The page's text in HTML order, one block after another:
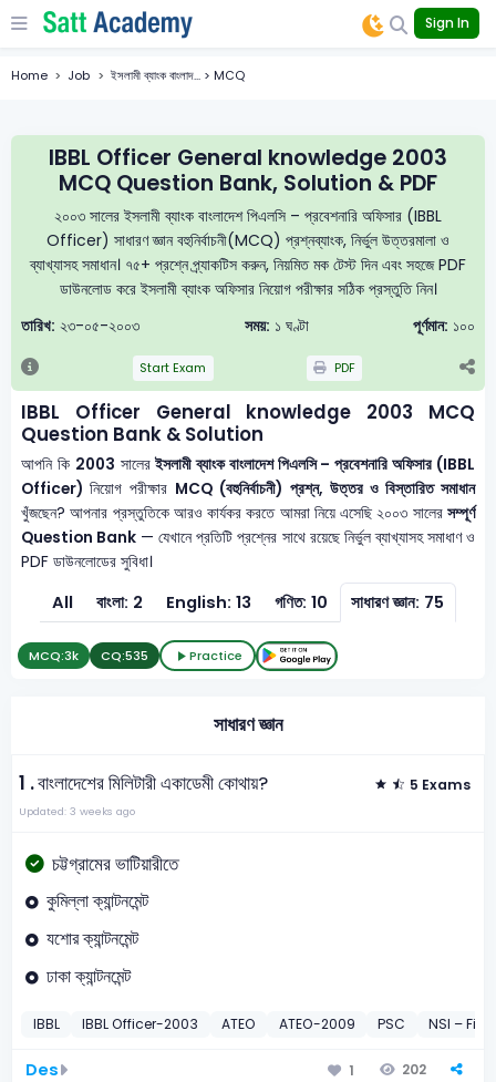
Sign In
Home Job ইসলামী ব্যাংক বাংলাদ... > MCQ
IBBL Officer General knowledge 2003
MCQ Question Bank, Solution & PDF
২০০৩ সালের ইসলামী ব্যাংক বাংলাদেশ পিএলসি – প্রবেশনারি অফিসার (IBBL
Officer) সাধারণ জ্ঞান বহুনির্বাচনী(MCQ) প্রশ্নব্যাংক, নির্ভুল উত্তরমালা ও
ব্যাখ্যাসহ সমাধান। ৭৫+ প্রশ্নে প্র্যাকটিস করুন, নিয়মিত মক টেস্ট দিন এবং সহজে PDF
ডাউনলোড করে ইসলামী ব্যাংক অফিসার নিয়োগ পরীক্ষার সঠিক প্রস্তুতি নিন।
তারিখ: ২৩-০৫-২০০৩ সময়: ১ ঘণ্টা পূর্ণমান: ১০০
Start Exam PDF
IBBL Officer General knowledge 2003 MCQ
Question Bank & Solution
আপনি কি 2003 সালেরইসলামী ব্যাংক বাংলাদেশ পিএলসি – প্রবেশনারি অফিসার (IBBL
Officer)নিয়োগ পরীক্ষার MCQ (বহুনির্বাচনী) প্রশ্ন, উত্তর ও বিস্তারিত সমাধান
খুঁজছেন? আপনার প্রস্তুতিকে আরও কার্যকর করতে আমরা নিয়ে এসেছি ২০০৩ সালের সম্পূর্ণ
Question Bank — যেখানে প্রতিটি প্রশ্নের সাথে রয়েছে নির্ভুল ব্যাখ্যাসহ সমাধাণ ও
PDF ডাউনলোডের সুবিধা।
All বাংলা: 2 English: 13 গণিত: 10 সাধারণ জ্ঞান: 75
MCQ:3k CQ:535 Practice
সাধারণ জ্ঞান
1 .বাংলাদেশের মিলিটারী একাডেমী কোথায়? 5 Exams
Updated: 3 weeks ago
চট্টগ্রামের ভাটিয়ারীতে
কুমিল্লা ক্যান্টনমেন্ট
যশোর ক্যান্টনমেন্ট
ঢাকা ক্যান্টনমেন্ট
IBBL IBBL Officer-2003 ATEO ATEO-2009 PSC NSI –
Des 1 202